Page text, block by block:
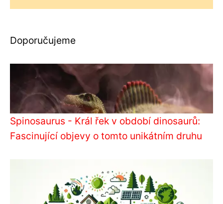
Doporučujeme
Spinosaurus - Král řek v období dinosaurů:
Fascinující objevy o tomto unikátním druhu